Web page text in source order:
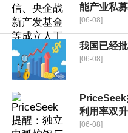
能产业私
[06-08]
我国已经
[06-08]
利用率双
[06-08]